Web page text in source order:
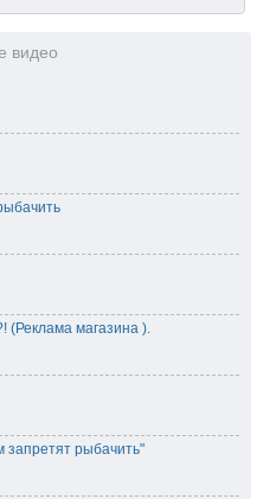
видео
(Реклама магазина ).
запретят рыбачить"